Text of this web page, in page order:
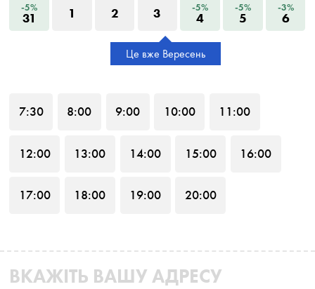
-5%
31 1 2 3 -5%
4
-5%
5
-3%
6
Це вже Вересень
7:30 8:00 9:00 10:00 11:00
12:00 13:00 14:00 15:00 16:00
17:00 18:00 19:00 20:00
ВКАЖІТЬ ВАШУ АДРЕСУ